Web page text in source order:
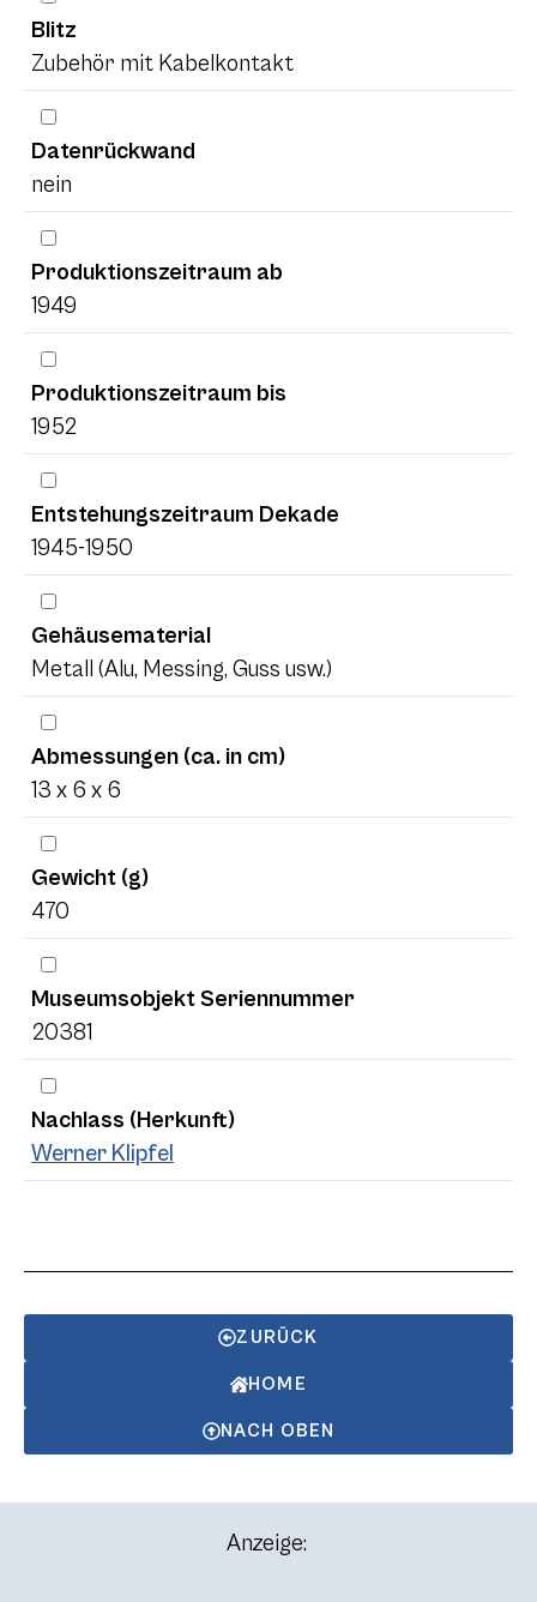
Blitz
Zubehör mit Kabelkontakt
Datenrückwand
nein
Produktionszeitraum ab
1949
Produktionszeitraum bis
1952
Entstehungszeitraum Dekade
1945-1950
Gehäusematerial
Metall (Alu, Messing, Guss usw.)
Abmessungen (ca. in cm)
13 x 6 x 6
Gewicht (g)
470
Museumsobjekt Seriennummer
20381
Nachlass (Herkunft)
Werner Klipfel
ZURÜCK
HOME
NACH OBEN
Anzeige: